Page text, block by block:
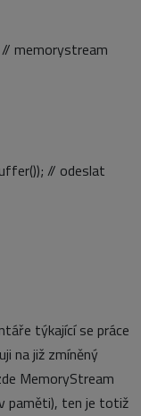
// memorystream
// odeslat
týkající se práce
na již zmíněný
MemoryStream
paměti), ten je totiž